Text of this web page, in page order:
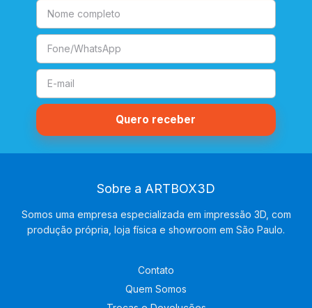
Sobre a ARTBOX3D
Somos uma empresa especializada em impressão 3D, com
produção própria, loja física e showroom em São Paulo.
Contato
Quem Somos